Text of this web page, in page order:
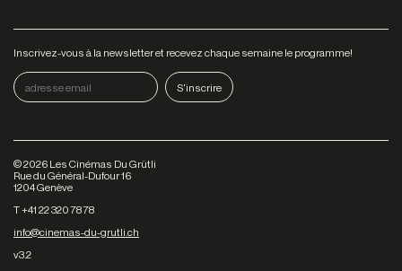
Inscrivez-vous à la newsletter et recevez chaque semaine le programme!
©2026 Les Cinémas Du Grütli
Rue du Général-Dufour 16
1204 Genève
T +41 22 320 78 78
info@cinemas-du-grutli.ch
v3.2